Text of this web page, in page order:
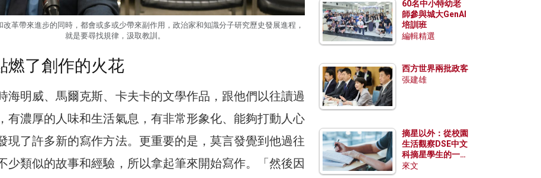
革帶來進步的同時，都會或多或少帶來副作用，政治家和知識分子研究歷史發展進程，
就是要尋找規律，汲取教訓。
燃了創作的火花
海明威、馬爾克斯、卡夫卡的文學作品，跟他們以往讀過
有濃厚的人味和生活氣息，有非常形象化、能夠打動人心
現了許多新的寫作方法。更重要的是，莫言發覺到他過往
少類似的故事和經驗，所以拿起筆來開始寫作。「然後因
60名中小特幼老
師參與城大GenAI
培訓班
編輯精選
西方世界兩批政客
張建雄
摘星以外：從校園
生活觀察DSE中文
科摘星學生的一點
特質
來文